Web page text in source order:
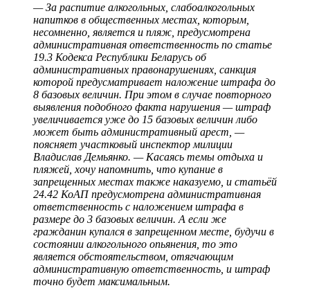
— За распитие алкогольных, слабоалкогольных
напитков в общественных местах, которым,
несомненно, является и пляж, предусмотрена
административная ответственность по статье
19.3 Кодекса Республики Беларусь об
административных правонарушениях, санкция
которой предусматривает наложение штрафа до
8 базовых величин. При этом в случае повторного
выявления подобного факта нарушения — штраф
увеличивается уже до 15 базовых величин либо
может быть административный арест, —
поясняет участковый инспектор милиции
Владислав Демьянко. — Касаясь темы отдыха и
пляжей, хочу напомнить, что купание в
запрещенных местах также наказуемо, и статьёй
24.42 КоАП предусмотрена административная
ответственность с наложением штрафа в
размере до 3 базовых величин. А если же
гражданин купался в запрещенном месте, будучи в
состоянии алкогольного опьянения, то это
является обстоятельством, отягчающим
административную ответственность, и штраф
точно будет максимальным.